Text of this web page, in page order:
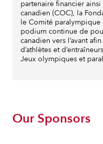
partenaire financier
canadien (COC), la
le Comité paralympique
podium continue de
canadien vers l’avant
d’athlètes et
Jeux olympiques et
Our Sponsors